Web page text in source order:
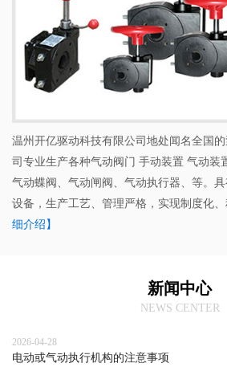
温州开亿驱动科技有限公司地处闻名全国
司专业生产各种气动阀门 手动装置 气动装
气动蝶阀、气动闸阀、气动执行器、等。
设备，生产工艺、管理严格，实现制度化、
细介绍】
新闻中心
NEWS CENTER
2026-04-28
电动或气动执行机构的注意事项